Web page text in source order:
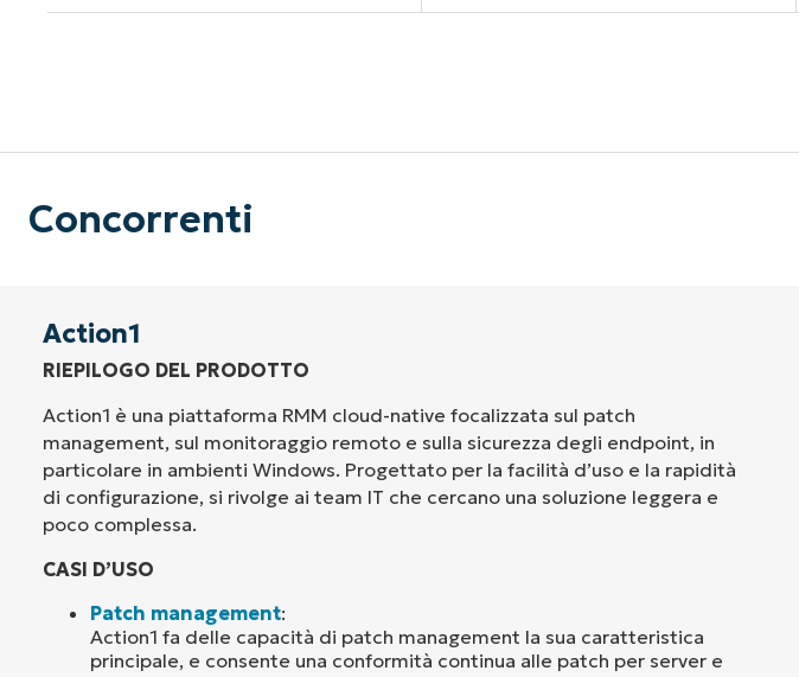
Concorrenti
Action1
RIEPILOGO DEL PRODOTTO
Action1 è una piattaforma RMM cloud-native focalizzata sul patch
management, sul monitoraggio remoto e sulla sicurezza degli endpoint, in
particolare in ambienti Windows. Progettato per la facilità d’uso e la rapidità
di configurazione, si rivolge ai team IT che cercano una soluzione leggera e
poco complessa.
CASI D’USO
Patch management:
Action1 fa delle capacità di patch management la sua caratteristica
principale, e consente una conformità continua alle patch per server e